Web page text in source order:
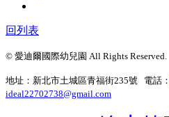
回列表
© 愛迪爾國際幼兒園 All Rights Reserved.
地址：新北市土城區青福街235號 電話：
ideal22702738@gmail.com